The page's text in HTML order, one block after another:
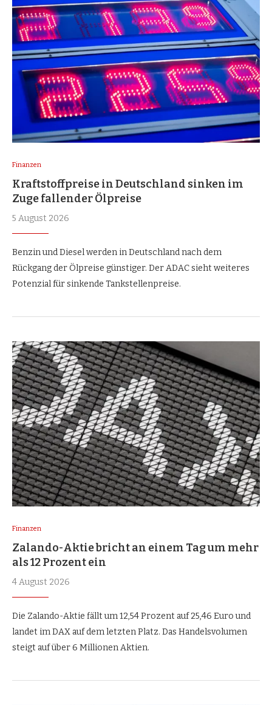
Finanzen
Kraftstoffpreise in Deutschland sinken im
Zuge fallender Ölpreise
5 August 2026
Benzin und Diesel werden in Deutschland nach dem
Rückgang der Ölpreise günstiger. Der ADAC sieht weiteres
Potenzial für sinkende Tankstellenpreise.
Finanzen
Zalando-Aktie bricht an einem Tag um mehr
als 12 Prozent ein
4 August 2026
Die Zalando-Aktie fällt um 12,54 Prozent auf 25,46 Euro und
landet im DAX auf dem letzten Platz. Das Handelsvolumen
steigt auf über 6 Millionen Aktien.